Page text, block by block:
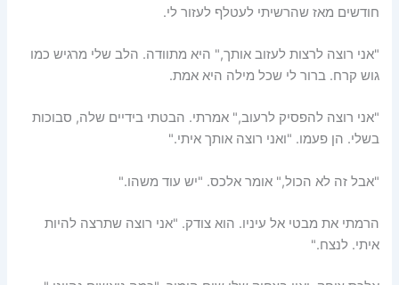
חודשים מאז שהרשיתי לעטלף לעזור לי.
"אני רוצה לרצות לעזוב אותך," היא מתוודה. הלב שלי מרגיש כמו
גוש קרח. ברור לי שכל מילה היא אמת.
"אני רוצה להפסיק לרעוב," אמרתי. הבטתי בידיים שלה, סבוכות
בשלי. הן פעמו. "ואני רוצה אותך איתי."
"אבל זה לא הכול," אומר אלכס. "יש עוד משהו."
הרמתי את מבטי אל עיניו. הוא צודק. "אני רוצה שתרצה להיות
איתי. לנצח."